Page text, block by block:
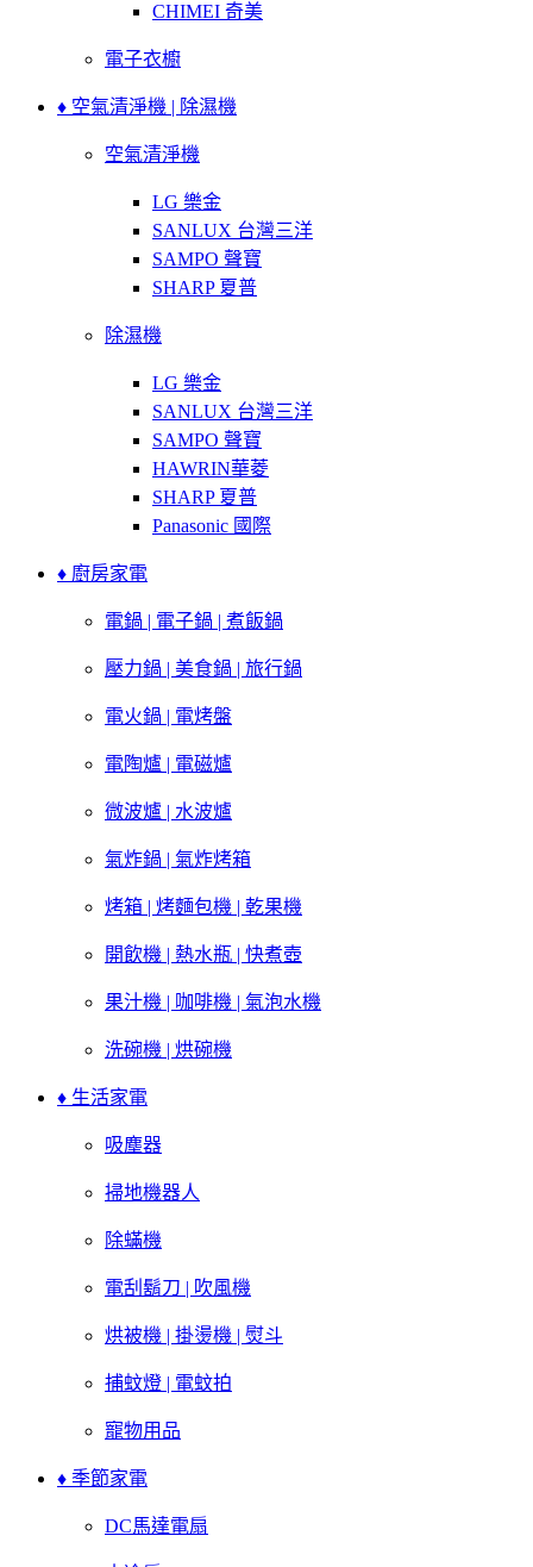
CHIMEI 奇美
電子衣櫥
♦ 空氣清淨機 | 除濕機
空氣清淨機
LG 樂金
SANLUX 台灣三洋
SAMPO 聲寶
SHARP 夏普
除濕機
LG 樂金
SANLUX 台灣三洋
SAMPO 聲寶
HAWRIN華菱
SHARP 夏普
Panasonic 國際
♦ 廚房家電
電鍋 | 電子鍋 | 煮飯鍋
壓力鍋 | 美食鍋 | 旅行鍋
電火鍋 | 電烤盤
電陶爐 | 電磁爐
微波爐 | 水波爐
氣炸鍋 | 氣炸烤箱
烤箱 | 烤麵包機 | 乾果機
開飲機 | 熱水瓶 | 快煮壺
果汁機 | 咖啡機 | 氣泡水機
洗碗機 | 烘碗機
♦ 生活家電
吸塵器
掃地機器人
除蟎機
電刮鬍刀 | 吹風機
烘被機 | 掛燙機 | 熨斗
捕蚊燈 | 電蚊拍
寵物用品
♦ 季節家電
DC馬達電扇